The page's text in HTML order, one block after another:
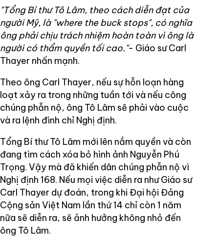
"Tổng Bí thư Tô Lâm, theo cách diễn đạt của
người Mỹ, là "where the buck stops", có nghĩa
ông phải chịu trách nhiệm hoàn toàn vì ông là
người có thẩm quyền tối cao."- Giáo sư Carl
Thayer nhấn mạnh.
Theo ông Carl Thayer, nếu sự hỗn loạn hàng
loạt xảy ra trong những tuần tới và nếu công
chúng phẫn nộ, ông Tô Lâm sẽ phải vào cuộc
và ra lệnh đình chỉ Nghị định.
Tổng Bí thư Tô Lâm mới lên nắm quyền và còn
đang tìm cách xóa bỏ hình ảnh Nguyễn Phú
Trọng. Vậy mà đã khiến dân chúng phẫn nộ vì
Nghị định 168. Nếu mọi việc diễn ra như Giáo sư
Carl Thayer dự đoán, trong khi Đại hội Đảng
Cộng sản Việt Nam lần thứ 14 chỉ còn 1 năm
nữa sẽ diễn ra, sẽ ảnh hưởng không nhỏ đến
ông Tô Lâm.